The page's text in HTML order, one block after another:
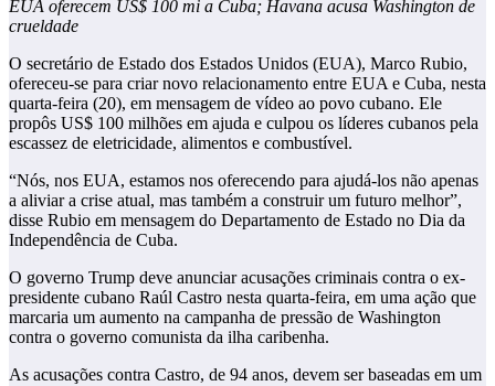
EUA oferecem US$ 100 mi a Cuba; Havana acusa Washington de
crueldade
O secretário de Estado dos Estados Unidos (EUA), Marco Rubio,
ofereceu-se para criar novo relacionamento entre EUA e Cuba, nesta
quarta-feira (20), em mensagem de vídeo ao povo cubano. Ele
propôs US$ 100 milhões em ajuda e culpou os líderes cubanos pela
escassez de eletricidade, alimentos e combustível.
“Nós, nos EUA, estamos nos oferecendo para ajudá-los não apenas
a aliviar a crise atual, mas também a construir um futuro melhor”,
disse Rubio em mensagem do Departamento de Estado no Dia da
Independência de Cuba.
O governo Trump deve anunciar acusações criminais contra o ex-
presidente cubano Raúl Castro nesta quarta-feira, em uma ação que
marcaria um aumento na campanha de pressão de Washington
contra o governo comunista da ilha caribenha.
As acusações contra Castro, de 94 anos, devem ser baseadas em um